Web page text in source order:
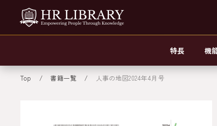
特長 機
Top 書籍一覧 人事の地図2024年4月号